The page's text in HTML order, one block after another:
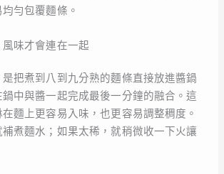
勻包覆麵條。
味才會連在一起
把煮到八到九分熟的麵條直接放進醬鍋
中與醬一起完成最後一分鐘的融合。這
麵上更容易入味，也更容易調整稠度。
煮麵水；如果太稀，就稍微收一下火讓